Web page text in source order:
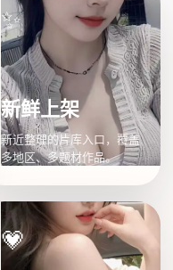
✨
新鲜上架
新近整理的片库入口，覆盖
多地区、多题材作品。
💗